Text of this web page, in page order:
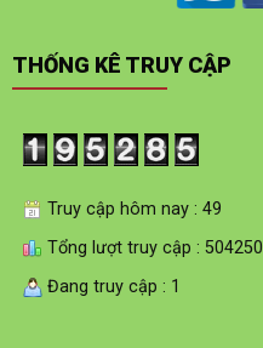
THỐNG KÊ TRUY CẬP
Truy cập hôm nay : 49
Tổng lượt truy cập : 504250
Đang truy cập : 1